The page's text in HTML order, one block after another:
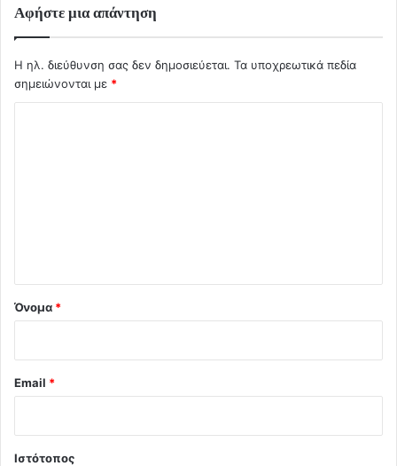
Αφήστε μια απάντηση
Η ηλ. διεύθυνση σας δεν δημοσιεύεται. Τα υποχρεωτικά πεδία
σημειώνονται με *
Όνομα *
Email *
Ιστότοπος